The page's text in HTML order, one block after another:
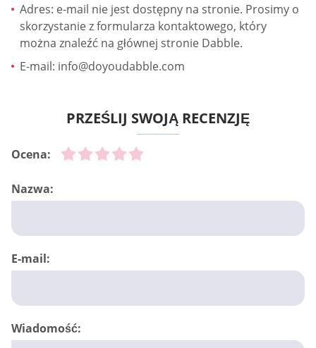
Adres: e-mail nie jest dostępny na stronie. Prosimy o
skorzystanie z formularza kontaktowego, który
można znaleźć na głównej stronie Dabble.
E-mail: info@doyoudabble.com
PRZEŚLIJ SWOJĄ RECENZJĘ
Ocena:
Nazwa:
E-mail:
Wiadomość: